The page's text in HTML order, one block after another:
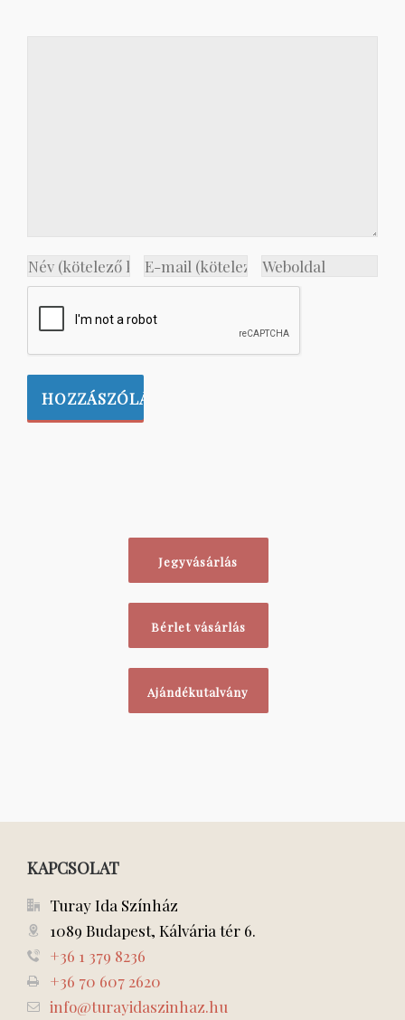
Jegyvásárlás
Bérlet vásárlás
Ajándékutalvány
KAPCSOLAT
Turay Ida Színház
1089 Budapest, Kálvária tér 6.
+36 1 379 8236
+36 70 607 2620
info@turayidaszinhaz.hu